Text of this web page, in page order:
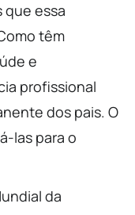
que essa
têm
e
profissional
dos pais. O
las para o
da